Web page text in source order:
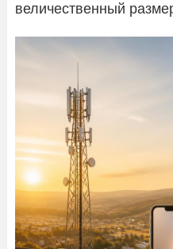
величественный